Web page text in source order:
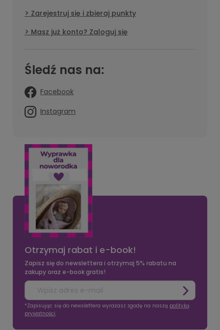
Zarejestruj się i zbieraj punkty
Masz już konto? Zaloguj się
Śledź nas na:
Facebook
Instagram
Otrzymaj rabat i e-book!
Zapisz się do newslettera i otrzymaj 5% rabatu na
zakupy oraz e-book gratis!
*Zapisując się do newslettera wyrażasz zgodę na naszą polityką
prywatności